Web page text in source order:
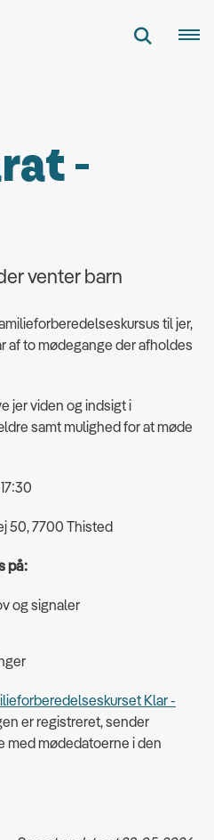
-
venter barn
til jer,
af to mødegange der afholdes
jer viden og indsigt i
samt mulighed for at møde
50, 7700 Thisted
på:
og signaler
Klar -
er registreret, sender
mødedatoerne i den